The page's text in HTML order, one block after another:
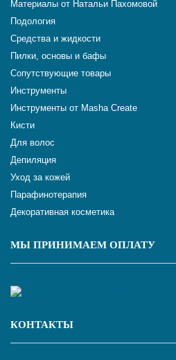
Материалы от Натальи Пахомовой
Подология
Средства и жидкости
Пилки, основы и бафы
Сопутствующие товары
Инструменты
Инструменты от Masha Create
Кисти
Для волос
Депиляция
Уход за кожей
Парафинотерапия
Декоративная косметика
МЫ ПРИНИМАЕМ ОПЛАТУ
КОНТАКТЫ